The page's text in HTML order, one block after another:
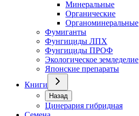
Минеральные
Органические
Органоминеральные
Фумиганты
Фунгициды ЛПХ
Фунгициды ПРОФ
Экологическое земледелие
Японские препараты
Книги
Назад
Цинерария гибридная